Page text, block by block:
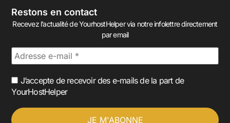
Restons en contact
Recevez l’actualité de YourhostHelper via notre infolettre directement
par email
J’accepte de recevoir des e-mails de la part de
YourHostHelper